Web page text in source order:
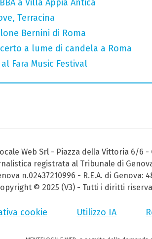
a Villa Appia Antica
Terracina
Bernini di Roma
a lume di candela a Roma
Fara Music Festival
Web Srl - Piazza della Vittoria 6/6 -
registrata al Tribunale di
n.02437210996 - R.E.A. di Genova:
© 2025 (V3) - Tutti i diritti
cookie Utilizzo IA